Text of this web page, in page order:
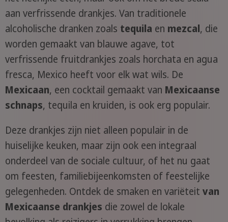
aan verfrissende drankjes. Van traditionele
alcoholische dranken zoals tequila en mezcal, die
worden gemaakt van blauwe agave, tot
verfrissende fruitdrankjes zoals horchata en agua
fresca, Mexico heeft voor elk wat wils. De
Mexicaan, een cocktail gemaakt van Mexicaanse
schnaps, tequila en kruiden, is ook erg populair.
Deze drankjes zijn niet alleen populair in de
huiselijke keuken, maar zijn ook een integraal
onderdeel van de sociale cultuur, of het nu gaat
om feesten, familiebijeenkomsten of feestelijke
gelegenheden. Ontdek de smaken en variëteit van
Mexicaanse drankjes die zowel de lokale